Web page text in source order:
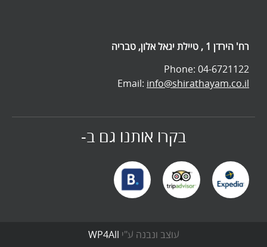
רח' הירדן 1 , טיילת יגאל אלון, טבריה
Phone: 04-6721122
Email: info@shirathayam.co.il
בקרו אותנו גם ב-
עוצב ונבנה ע"י WP4All